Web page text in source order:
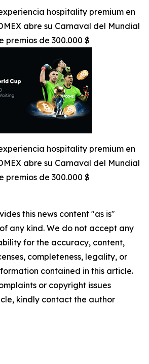
hospitality premium en
abre su Carnaval del Mundial
premios de 300.000 $
hospitality premium en
abre su Carnaval del Mundial
premios de 300.000 $
this news content "as is"
any kind. We do not accept any
for the accuracy, content,
completeness, legality, or
contained in this article.
or copyright issues
kindly contact the author